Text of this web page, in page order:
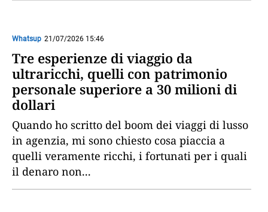
Whatsup 21/07/2026 15:46
Tre esperienze di viaggio da
ultraricchi, quelli con patrimonio
personale superiore a 30 milioni di
dollari
Quando ho scritto del boom dei viaggi di lusso
in agenzia, mi sono chiesto cosa piaccia a
quelli veramente ricchi, i fortunati per i quali
il denaro non...